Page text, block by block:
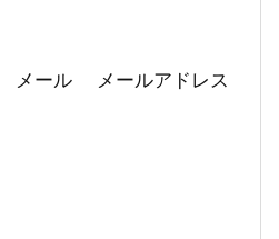
メール メールアドレス